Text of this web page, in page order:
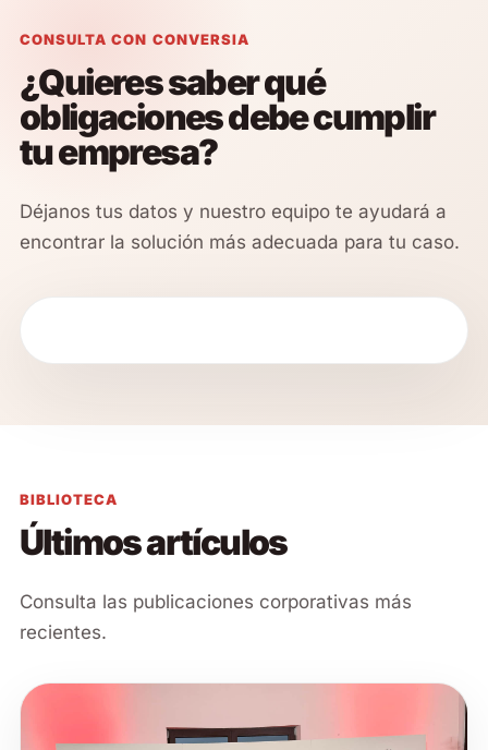
CONSULTA CON CONVERSIA
¿Quieres saber qué
obligaciones debe cumplir
tu empresa?
Déjanos tus datos y nuestro equipo te ayudará a
encontrar la solución más adecuada para tu caso.
BIBLIOTECA
Últimos artículos
Consulta las publicaciones corporativas más
recientes.